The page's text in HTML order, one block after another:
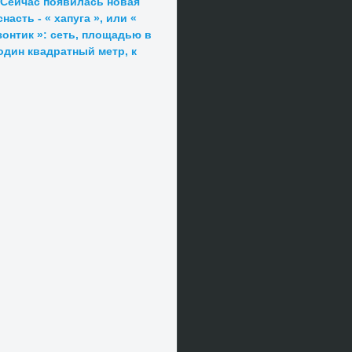
- « хапуга », или «
»: сеть, площадью в
квадратный метр, к